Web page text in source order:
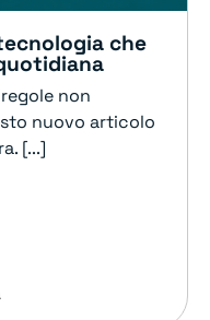
che
non
nuovo articolo
[...]